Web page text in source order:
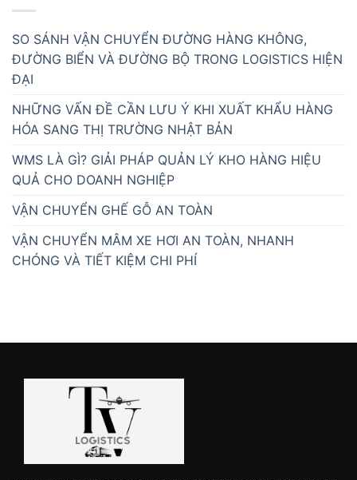
SO SÁNH VẬN CHUYỂN ĐƯỜNG HÀNG KHÔNG,
ĐƯỜNG BIỂN VÀ ĐƯỜNG BỘ TRONG LOGISTICS HIỆN
ĐẠI
NHỮNG VẤN ĐỀ CẦN LƯU Ý KHI XUẤT KHẨU HÀNG
HÓA SANG THỊ TRƯỜNG NHẬT BẢN
WMS LÀ GÌ? GIẢI PHÁP QUẢN LÝ KHO HÀNG HIỆU
QUẢ CHO DOANH NGHIỆP
VẬN CHUYỂN GHẾ GỖ AN TOÀN
VẬN CHUYỂN MÂM XE HƠI AN TOÀN, NHANH
CHÓNG VÀ TIẾT KIỆM CHI PHÍ